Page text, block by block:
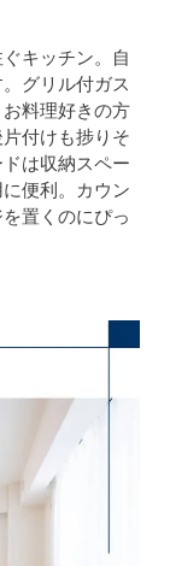
キッチン。自
グリル付ガス
料理好きの方
付けも捗りそ
は収納スペー
便利。カウン
置くのにぴっ